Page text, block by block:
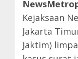
Kejaksaan
Jakarta
Jaktim)